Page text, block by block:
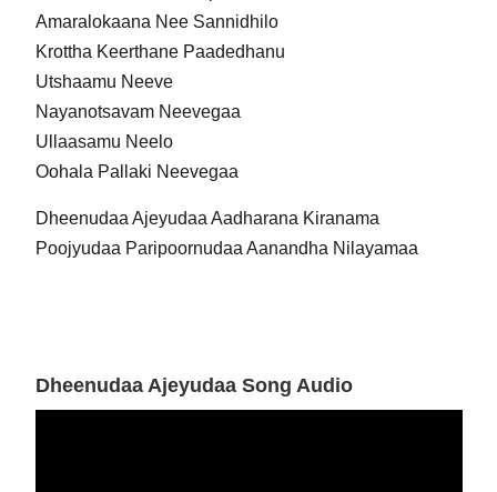
Amaralokaana Nee Sannidhilo
Krottha Keerthane Paadedhanu
Utshaamu Neeve
Nayanotsavam Neevegaa
Ullaasamu Neelo
Oohala Pallaki Neevegaa
Dheenudaa Ajeyudaa Aadharana Kiranama
Poojyudaa Paripoornudaa Aanandha Nilayamaa
Dheenudaa Ajeyudaa Song Audio